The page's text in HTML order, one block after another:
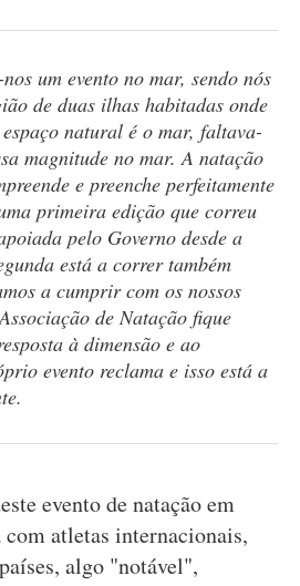
um evento no mar, sendo nós
de duas ilhas habitadas onde
natural é o mar, faltava-
magnitude no mar. A natação
e preenche perfeitamente
primeira edição que correu
pelo Governo desde a
está a correr também
a cumprir com os nossos
de Natação fique
à dimensão e ao
evento reclama e isso está a
evento de natação em
com atletas internacionais,
algo "notável",